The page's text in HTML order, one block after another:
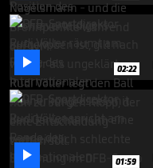
 02:22
 01:59